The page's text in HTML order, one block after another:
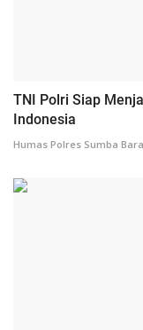
TNI Polri Siap
Indonesia
Humas Polres Sumba